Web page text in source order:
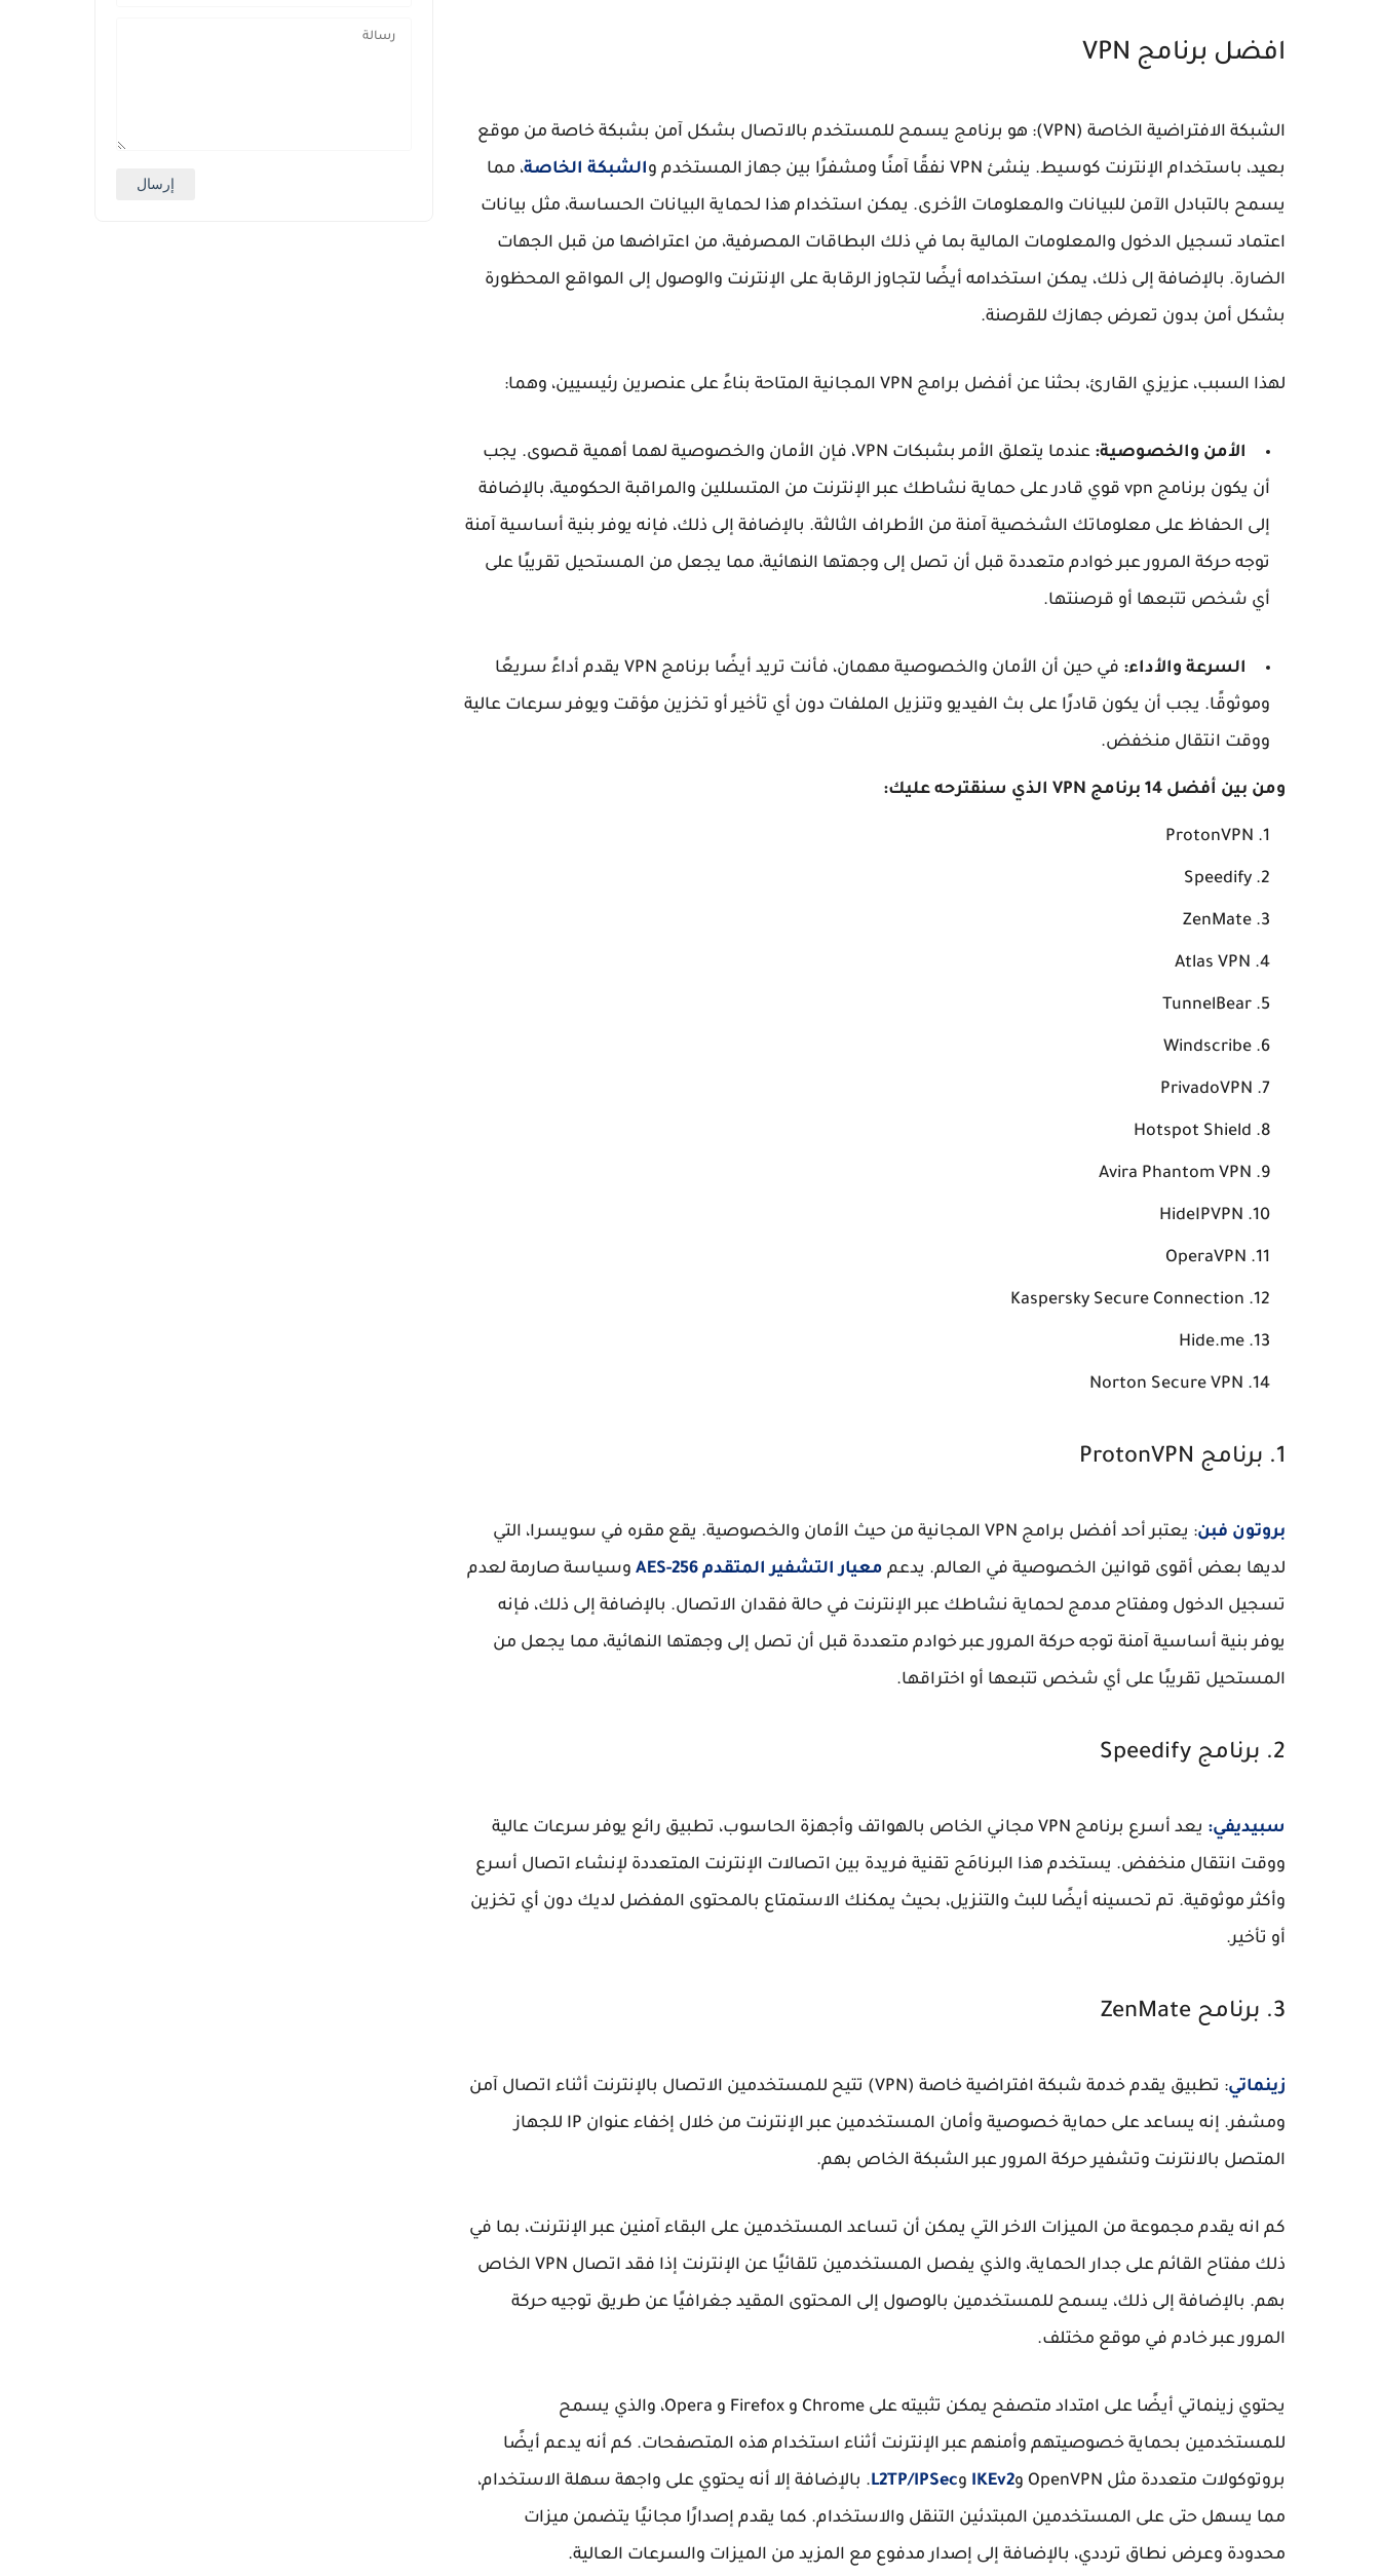
افضل برنامج VPN
الشبكة الافتراضية الخاصة (VPN): هو برنامج يسمح للمستخدم بالاتصال بشكل آمن بشبكة خاصة من موقع
بعيد، باستخدام الإنترنت كوسيط. ينشئ VPN نفقًا آمنًا ومشفرًا بين جهاز المستخدم و
الشبكة الخاصة، مما
يسمح بالتبادل الآمن للبيانات والمعلومات الأخرى. يمكن استخدام هذا لحماية البيانات الحساسة، مثل بيانات
اعتماد تسجيل الدخول والمعلومات المالية بما في ذلك البطاقات المصرفية، من اعتراضها من قبل الجهات
الضارة. بالإضافة إلى ذلك، يمكن استخدامه أيضًا لتجاوز الرقابة على الإنترنت والوصول إلى المواقع المحظورة
بشكل أمن بدون تعرض جهازك للقرصنة.
لهذا السبب، عزيزي القارئ، بحثنا عن أفضل برامج VPN المجانية المتاحة بناءً على عنصرين رئيسيين، وهما :
الأمن والخصوصية:
عندما يتعلق الأمر بشبكات VPN، فإن الأمان والخصوصية لهما أهمية قصوى. يجب
أن يكون برنامج vpn قوي قادر على حماية نشاطك عبر الإنترنت من المتسللين والمراقبة الحكومية، بالإضافة
إلى الحفاظ على معلوماتك الشخصية آمنة من الأطراف الثالثة. بالإضافة إلى ذلك، فإنه يوفر بنية أساسية آمنة
توجه حركة المرور عبر خوادم متعددة قبل أن تصل إلى وجهتها النهائية، مما يجعل من المستحيل تقريبًا على
أي شخص تتبعها أو قرصنتها.
السرعة والأداء:
في حين أن الأمان والخصوصية مهمان، فأنت تريد أيضًا برنامج VPN يقدم أداءً سريعًا
وموثوقًا. يجب أن يكون قادرًا على بث الفيديو وتنزيل الملفات دون أي تأخير أو تخزين مؤقت ويوفر سرعات عالية
ووقت انتقال منخفض.
ومن بين أفضل 14 برنامج VPN الذي سنقترحه عليك:
ProtonVPN
Speedify
ZenMate
Atlas VPN
TunnelBear
Windscribe
PrivadoVPN
Hotspot Shield
Avira Phantom VPN
HideIPVPN
OperaVPN
Kaspersky Secure Connection
Hide.me
Norton Secure VPN
1. برنامج ProtonVPN
بروتون فبن
: يعتبر أحد أفضل برامج VPN المجانية من حيث الأمان والخصوصية. يقع مقره في سويسرا، التي
لديها بعض أقوى قوانين الخصوصية في العالم. يدعم معيار التشفير المتقدم AES-256
وسياسة صارمة لعدم
تسجيل الدخول ومفتاح مدمج لحماية نشاطك عبر الإنترنت في حالة فقدان الاتصال. بالإضافة إلى ذلك، فإنه
يوفر بنية أساسية آمنة توجه حركة المرور عبر خوادم متعددة قبل أن تصل إلى وجهتها النهائية، مما يجعل من
المستحيل تقريبًا على أي شخص تتبعها أو اختراقها.
2. برنامج Speedify
سبيديفي:
يعد أسرع برنامج VPN مجاني الخاص بالهواتف وأجهزة الحاسوب، تطبيق رائع يوفر سرعات عالية
ووقت انتقال منخفض. يستخدم هذا البرنامَج تقنية فريدة بين اتصالات الإنترنت المتعددة لإنشاء اتصال أسرع
وأكثر موثوقية. تم تحسينه أيضًا للبث والتنزيل، بحيث يمكنك الاستمتاع بالمحتوى المفضل لديك دون أي تخزين
أو تأخير.
3. برنامح ZenMate
زينماتي
: تطبيق يقدم خدمة شبكة افتراضية خاصة (VPN) تتيح للمستخدمين الاتصال بالإنترنت أثناء اتصال آمن
ومشفر. إنه يساعد على حماية خصوصية وأمان المستخدمين عبر الإنترنت من خلال إخفاء عنوان IP للجهاز
المتصل بالانترنت وتشفير حركة المرور عبر الشبكة الخاص بهم.
كم انه يقدم مجموعة من الميزات الاخر التي يمكن أن تساعد المستخدمين على البقاء آمنين عبر الإنترنت، بما في
ذلك مفتاح القائم على جدار الحماية، والذي يفصل المستخدمين تلقائيًا عن الإنترنت إذا فقد اتصال VPN الخاص
بهم. بالإضافة إلى ذلك، يسمح للمستخدمين بالوصول إلى المحتوى المقيد جغرافيًا عن طريق توجيه حركة
المرور عبر خادم في موقع مختلف.
يحتوي زينماتي أيضًا على امتداد متصفح يمكن تثبيته على Chrome و Firefox و Opera، والذي يسمح
للمستخدمين بحماية خصوصيتهم وأمنهم عبر الإنترنت أثناء استخدام هذه المتصفحات. كم أنه يدعم أيضًا
بروتوكولات متعددة مثل OpenVPN و
IKEv2 وL2TP/IPSec. بالإضافة إلا أنه يحتوي على واجهة سهلة الاستخدام،
مما يسهل حتى على المستخدمين المبتدئين التنقل والاستخدام. كما يقدم إصدارًا مجانيًا يتضمن ميزات
محدودة وعرض نطاق ترددي، بالإضافة إلى إصدار مدفوع مع المزيد من الميزات والسرعات العالية.